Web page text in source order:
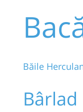
Băile
Bârlad